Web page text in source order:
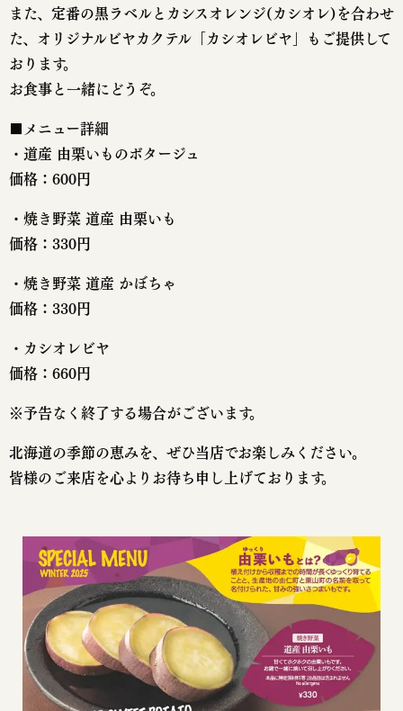
また、定番の黒ラベルとカシスオレンジ(カシオレ)を合わせ
た、オリジナルビヤカクテル「カシオレビヤ」もご提供して
おります。
お食事と一緒にどうぞ。
■メニュー詳細
・道産 由栗いものボタージュ
価格：600円
・焼き野菜 道産 由栗いも
価格：330円
・焼き野菜 道産 かぼちゃ
価格：330円
・カシオレビヤ
価格：660円
※予告なく終了する場合がございます。
北海道の季節の恵みを、ぜひ当店でお楽しみください。
皆様のご来店を心よりお待ち申し上げております。